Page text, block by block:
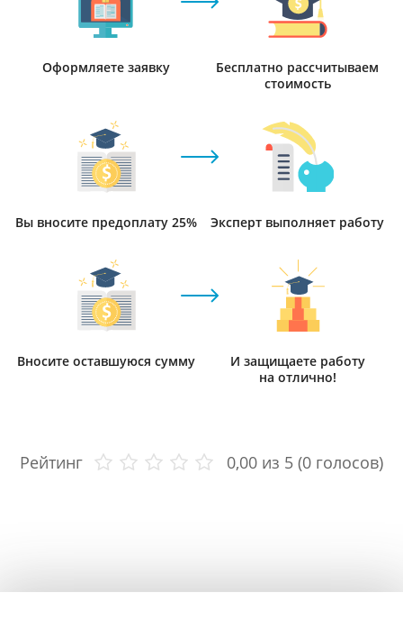
Оформляете заявку
Бесплатно рассчитываем
стоимость
Вы вносите предоплату 25% Эксперт выполняет работу
Вносите оставшуюся сумму
И защищаете работу
на отлично!
Рейтинг 0,00 из 5 (0 голосов)